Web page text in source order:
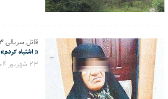
قاتل سریالی ۱۳ مرد مازندرانی:
« اشتباه کردم»
۲۳ شهریور ۰۴ - ۲۳:۱۱